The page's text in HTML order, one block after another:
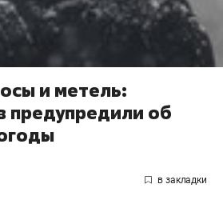
и метель:
предупредили об